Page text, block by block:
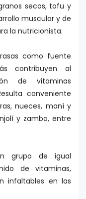
secos, tofu y
muscular y de
la nutricionista.
como fuente
contribuyen al
de vitaminas
conveniente
nueces, maní y
y zambo, entre
grupo de igual
de vitaminas,
infaltables en las